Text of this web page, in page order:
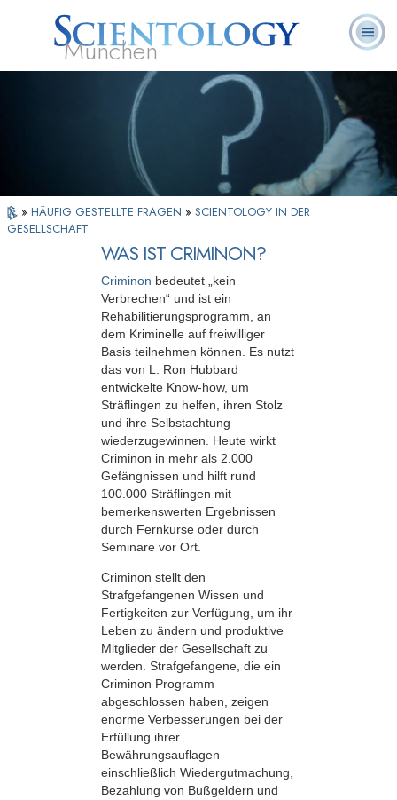
München
Scientology?
Ehrenamtliche
Geistliche
Häufig gestellte
Fragen
» HÄUFIG GESTELLTE FRAGEN » SCIENTOLOGY IN DER
GESELLSCHAFT
WAS IST CRIMINON?
Criminon bedeutet „kein
Verbrechen“ und ist ein
Rehabilitierungsprogramm, an
dem Kriminelle auf freiwilliger
Basis teilnehmen können. Es nutzt
das von L. Ron Hubbard
entwickelte Know-how, um
Sträflingen zu helfen, ihren Stolz
und ihre Selbstachtung
wiederzugewinnen. Heute wirkt
Criminon in mehr als 2.000
Gefängnissen und hilft rund
100.000 Sträflingen mit
bemerkenswerten Ergebnissen
durch Fernkurse oder durch
Seminare vor Ort.
Criminon stellt den
Strafgefangenen Wissen und
Fertigkeiten zur Verfügung, um ihr
Leben zu ändern und produktive
Mitglieder der Gesellschaft zu
werden. Strafgefangene, die ein
Criminon Programm
abgeschlossen haben, zeigen
enorme Verbesserungen bei der
Erfüllung ihrer
Bewährungsauflagen –
einschließlich Wiedergutmachung,
Bezahlung von Bußgeldern und